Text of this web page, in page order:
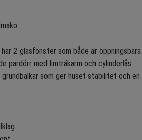
2-glasfönster som både är öppningsbara
pardörr med limträkarm och cylinderlås.
som ger huset stabilitet och en